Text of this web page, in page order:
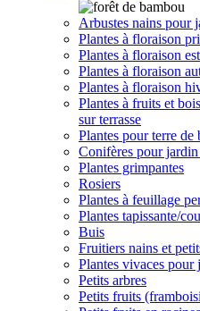
Arbustes nains pour
Plantes à floraison
Plantes à floraison
Plantes à floraison
Plantes à floraison
Plantes à fruits et
sur terrasse
Plantes pour terre de
Conifères pour jardin
Plantes grimpantes
Rosiers
Plantes à feuillage
Plantes tapissante/
Buis
Fruitiers nains et
Plantes vivaces pour
Petits arbres
Petits fruits